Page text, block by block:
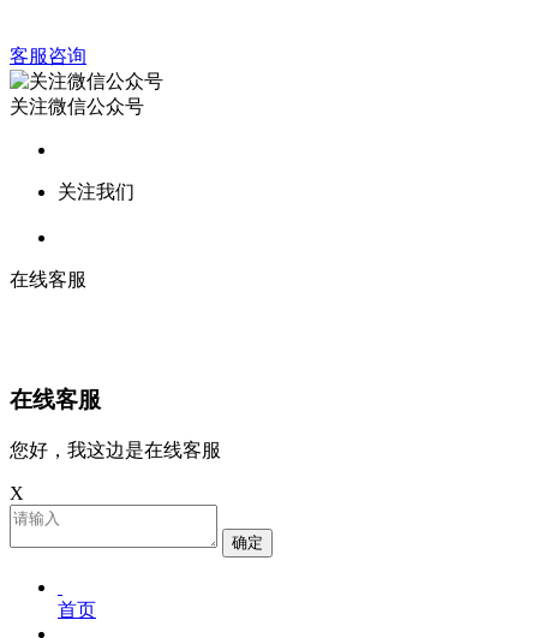
客服咨询
关注微信公众号
关注我们
在线客服
在线客服
您好，我这边是在线客服
X
确定
首页